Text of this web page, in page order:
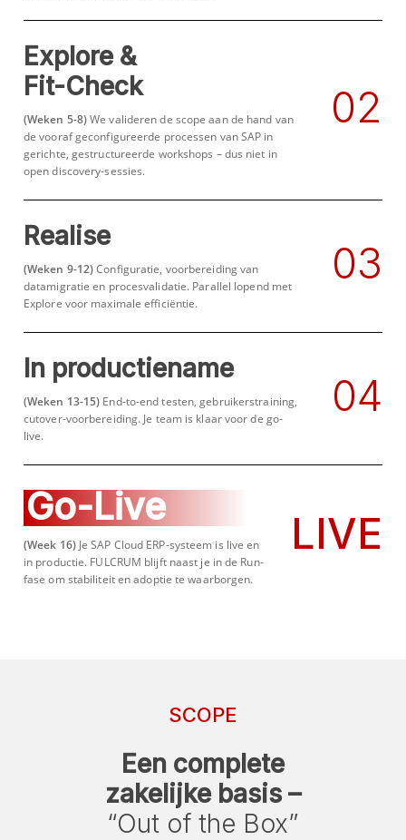
Explore &
Fit-Check
(Weken 5-8)We valideren de scope aan de hand van
de vooraf geconfigureerde processen van SAP in
gerichte, gestructureerde workshops – dus niet in
open discovery-sessies.
02
Realise
(Weken 9-12)Configuratie, voorbereiding van
datamigratie en procesvalidatie. Parallel lopend met
Explore voor maximale efficiëntie.
03
In productiename
(Weken 13-15) End-to-end testen, gebruikerstraining,
cutover-voorbereiding. Je team is klaar voor de go-
live.
04
Go-Live
(Week 16)Je SAP Cloud ERP-systeem is live en
in productie. FULCRUM blijft naast je in de Run-
fase om stabiliteit en adoptie te waarborgen.
LIVE
SCOPE
Een complete
zakelijke basis –
“Out of the Box”